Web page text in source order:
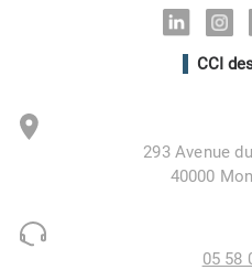
Linkedin
CCI
293 Avenue
40000
05 58